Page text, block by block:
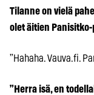
Tilanne on vielä
olet äitien
”Hahaha. Vauva.fi.
”Herra isä, en